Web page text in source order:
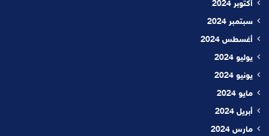
أكتوبر 2024
سبتمبر 2024
أغسطس 2024
يوليو 2024
يونيو 2024
مايو 2024
أبريل 2024
مارس 2024